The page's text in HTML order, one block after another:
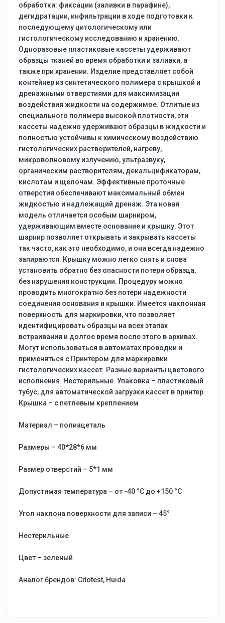
обработки: фиксации (заливки в парафине),
дегидратации, инфильтрации в ходе подготовки к
последующему цитологическому или
гистологическому исследованию и хранению.
Одноразовые пластиковые кассеты удерживают
образцы тканей во время обработки и заливки, а
также при хранении. Изделие представляет собой
контейнер из синтетического полимера с крышкой и
дренажными отверстиями для максимизации
воздействия жидкости на содержимое. Отлитые из
специального полимера высокой плотности, эти
кассеты надежно удерживают образцы в жидкости и
полностью устойчивы к химическому воздействию
гистологических растворителей, нагреву,
микроволновому излучению, ультразвуку,
органическим растворителям, декальцификаторам,
кислотам и щелочам. Эффективные проточные
отверстия обеспечивают максимальный обмен
жидкостью и надлежащий дренаж. Эта новая
модель отличается особым шарниром,
удерживающим вместе основание и крышку. Этот
шарнир позволяет открывать и закрывать кассеты
так часто, как это необходимо, и они всегда надежно
запираются. Крышку можно легко снять и снова
установить обратно без опасности потери образца,
без нарушения конструкции. Процедуру можно
проводить многократно без потери надежности
соединения основания и крышки. Имеется наклонная
поверхность для маркировки, что позволяет
идентифицировать образцы на всех этапах
встраивания и долгое время после этого в архивах.
Могут использоваться в автоматах проводки и
применяться с Принтером для маркировки
гистологических кассет. Разные варианты цветового
исполнения. Нестерильные. Упаковка – пластиковый
тубус, для автоматической загрузки кассет в принтер.
Крышка – с петлевым креплением
Материал – полиацеталь
Размеры – 40*28*6 мм
Размер отверстий – 5*1 мм
Допустимая температура – от -40 °C до +150 °C
Угол наклона поверхности для записи – 45°
Нестерильные
Цвет – зеленый
Аналог брендов: Citotest, Huida